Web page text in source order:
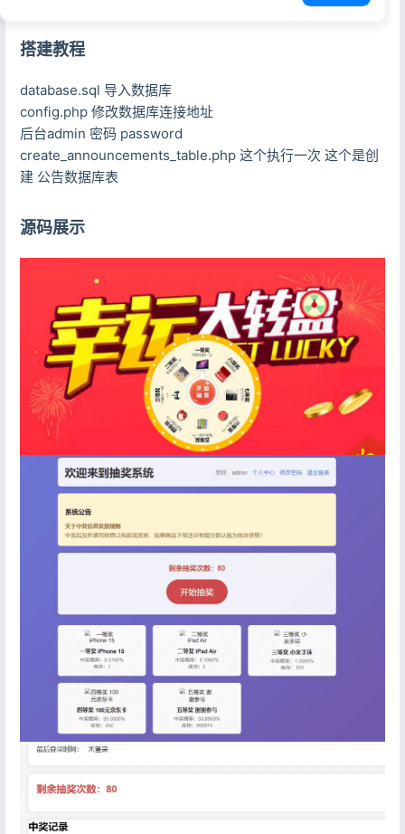
搭建教程
database.sql 导入数据库
config.php 修改数据库连接地址
后台admin 密码 password
create_announcements_table.php 这个执行一次 这个是创
建 公告数据库表
源码展示